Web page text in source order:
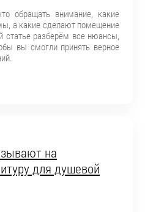
обращать внимание, какие
а какие сделают помещение
разберём все нюансы,
вы смогли принять верное
на
для душевой